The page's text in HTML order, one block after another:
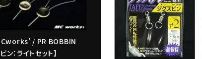
/ PR BOBBIN
ン：ライトセット】